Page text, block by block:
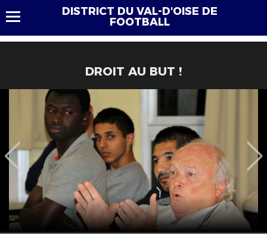
DISTRICT DU VAL-D'OISE DE
FOOTBALL
DROIT AU BUT !